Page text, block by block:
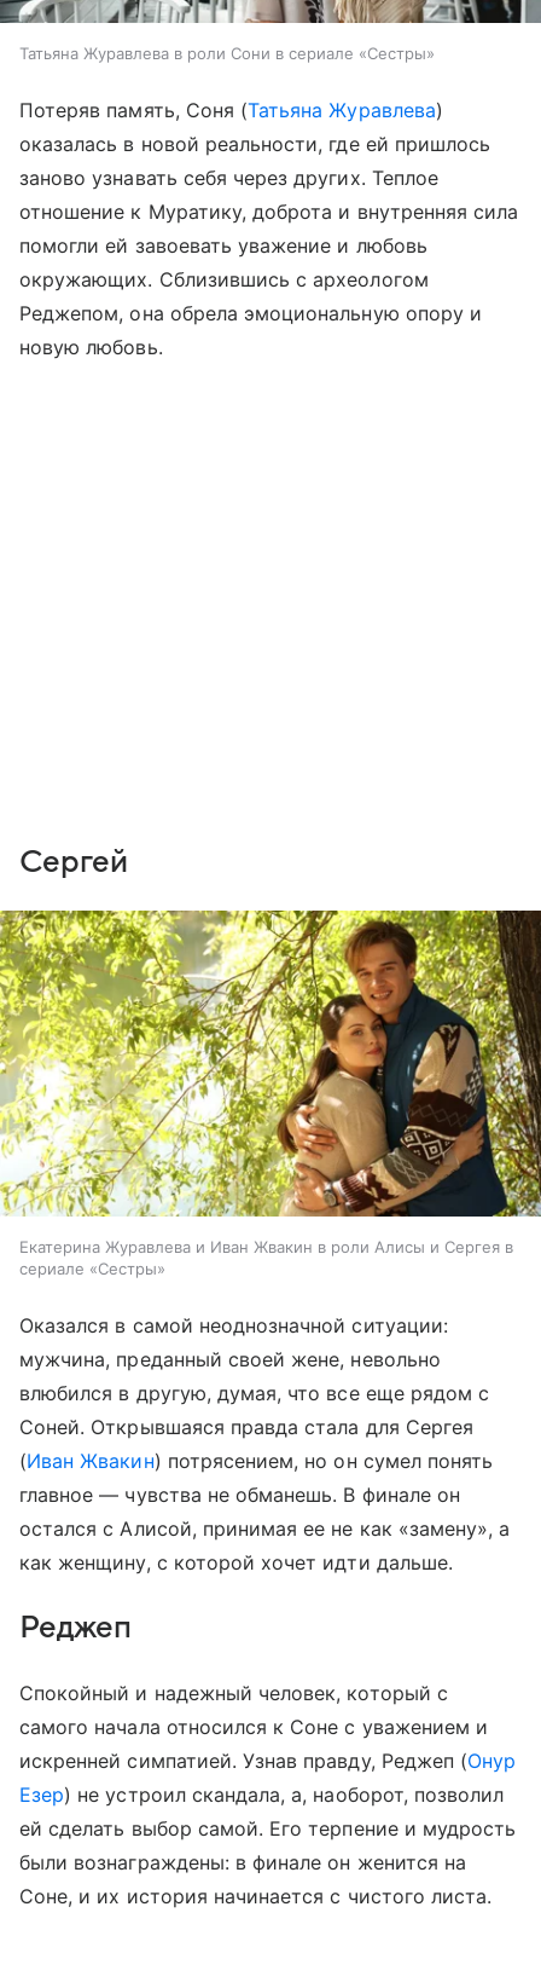
Татьяна Журавлева в роли Сони в сериале «Сестры»
Потеряв память, Соня (Татьяна Журавлева)
оказалась в новой реальности, где ей пришлось
заново узнавать себя через других. Теплое
отношение к Муратику, доброта и внутренняя сила
помогли ей завоевать уважение и любовь
окружающих. Сблизившись с археологом
Реджепом, она обрела эмоциональную опору и
новую любовь.
Сергей
Екатерина Журавлева и Иван Жвакин в роли Алисы и Сергея в
сериале «Сестры»
Оказался в самой неоднозначной ситуации:
мужчина, преданный своей жене, невольно
влюбился в другую, думая, что все еще рядом с
Соней. Открывшаяся правда стала для Сергея
(Иван Жвакин) потрясением, но он сумел понять
главное — чувства не обманешь. В финале он
остался с Алисой, принимая ее не как «замену», а
как женщину, с которой хочет идти дальше.
Реджеп
Спокойный и надежный человек, который с
самого начала относился к Соне с уважением и
искренней симпатией. Узнав правду, Реджеп (Онур
Езер) не устроил скандала, а, наоборот, позволил
ей сделать выбор самой. Его терпение и мудрость
были вознаграждены: в финале он женится на
Соне, и их история начинается с чистого листа.